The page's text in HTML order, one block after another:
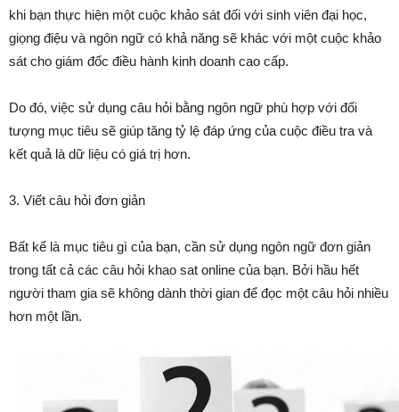
khi bạn thực hiện một cuộc khảo sát đối với sinh viên đại học,
giọng điệu và ngôn ngữ có khả năng sẽ khác với một cuộc khảo
sát cho giám đốc điều hành kinh doanh cao cấp.
Do đó, việc sử dụng câu hỏi bằng ngôn ngữ phù hợp với đối
tượng mục tiêu sẽ giúp tăng tỷ lệ đáp ứng của cuộc điều tra và
kết quả là dữ liệu có giá trị hơn.
3. Viết câu hỏi đơn giản
Bất kể là mục tiêu gì của bạn, cần sử dụng ngôn ngữ đơn giản
trong tất cả các câu hỏi khao sat online của bạn. Bởi hầu hết
người tham gia sẽ không dành thời gian để đọc một câu hỏi nhiều
hơn một lần.